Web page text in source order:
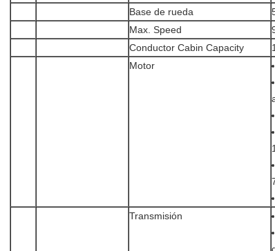
Base de rueda
Max. Speed
Conductor Cabin Capacity
Motor
Transmisión